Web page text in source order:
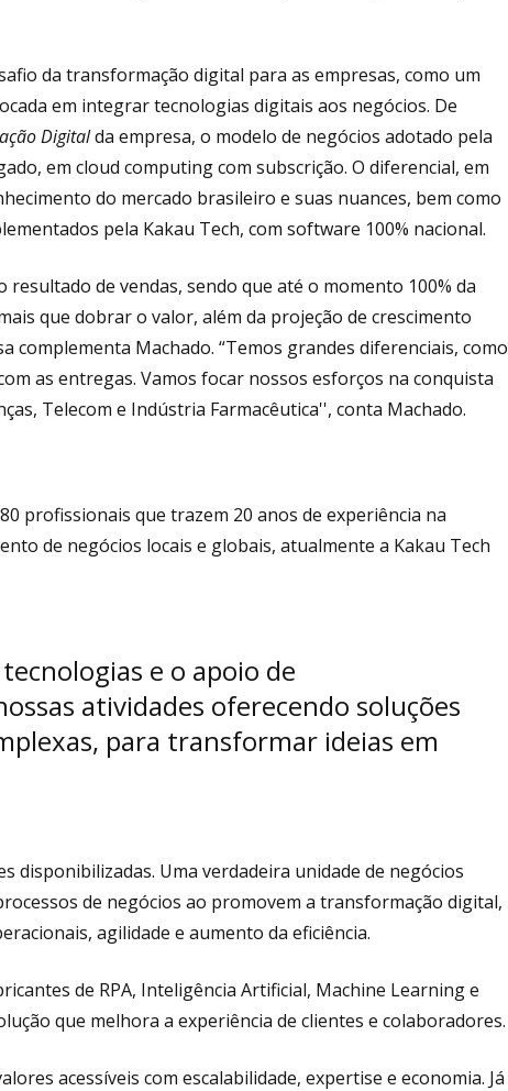
da transformação digital para as empresas, como um
em integrar tecnologias digitais aos negócios. De
Digitalda empresa, o modelo de negócios adotado pela
em cloud computing com subscrição. O diferencial, em
do mercado brasileiro e suas nuances, bem como
pela Kakau Tech, com software 100% nacional.
resultado de vendas, sendo que até o momento 100% da
que dobrar o valor, além da projeção de crescimento
complementa Machado. “Temos grandes diferenciais, como
as entregas. Vamos focar nossos esforços na conquista
Telecom e Indústria Farmacêutica'', conta Machado.
profissionais que trazem 20 anos de experiência na
de negócios locais e globais, atualmente a Kakau Tech
e o apoio de
atividades oferecendo soluções
para transformar ideias em
disponibilizadas. Uma verdadeira unidade de negócios
de negócios ao promovem a transformação digital,
agilidade e aumento da eficiência.
de RPA, Inteligência Artificial, Machine Learning e
que melhora a experiência de clientes e colaboradores.
acessíveis com escalabilidade, expertise e economia. Já